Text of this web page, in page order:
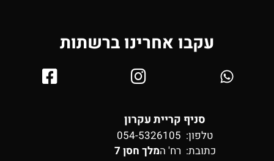
עקבו אחרינו ברשתות
סניף קריית עקרון
טלפון: 054-5326105
כתובת: רח' המלך חסן 7